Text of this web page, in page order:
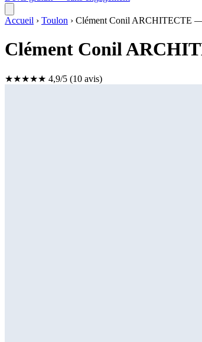
Accueil › Toulon › Clément Conil ARCHITECTE —
Clément Conil
★★★★★ 4,9/5 (10 avis)